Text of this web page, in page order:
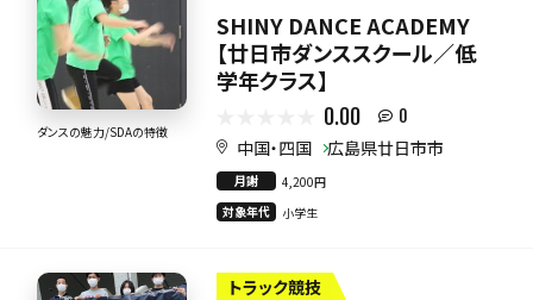
ダンスの魅力/SDAの特徴
SHINY DANCE ACADEMY
【廿日市ダンススクール／低
学年クラス】
0.00 0
中国・四国 広島県廿日市市
月謝
4,200円
対象年代
小学生
トラック競技